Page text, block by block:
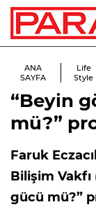
ANA
SAYFA
Life
Style
“Beyin
mü?”
Faruk
Bilişim
gücü mü?”